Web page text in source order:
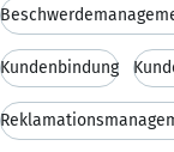
Kundenbindung